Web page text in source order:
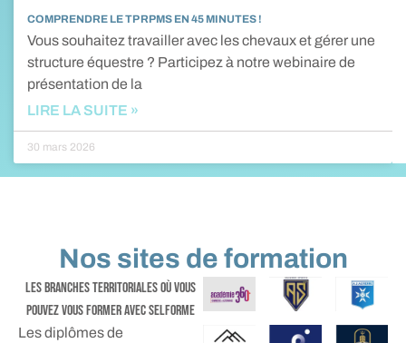
COMPRENDRE LE TP RPMS EN 45 MINUTES !
Vous souhaitez travailler avec les chevaux et gérer une
structure équestre ? Participez à notre webinaire de
présentation de la
LIRE LA SUITE »
30 mars 2026
Nos sites de formation
les branches territoriales où vous
pouvez vous former avec selforme
Les diplômes de